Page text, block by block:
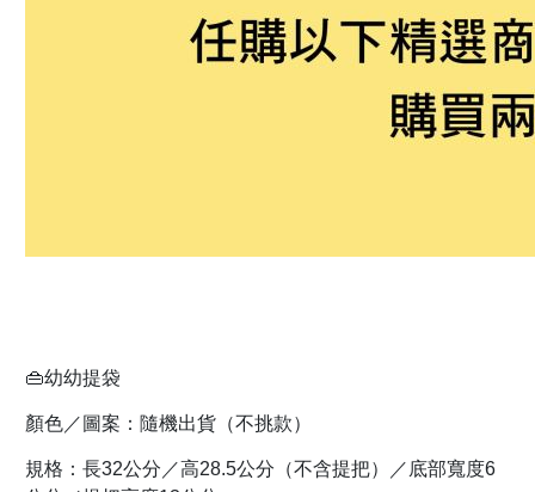
👜幼幼提袋
顏色／圖案：隨機出貨（不挑款）
規格：長32公分／高28.5公分（不含提把）／底部寬度6